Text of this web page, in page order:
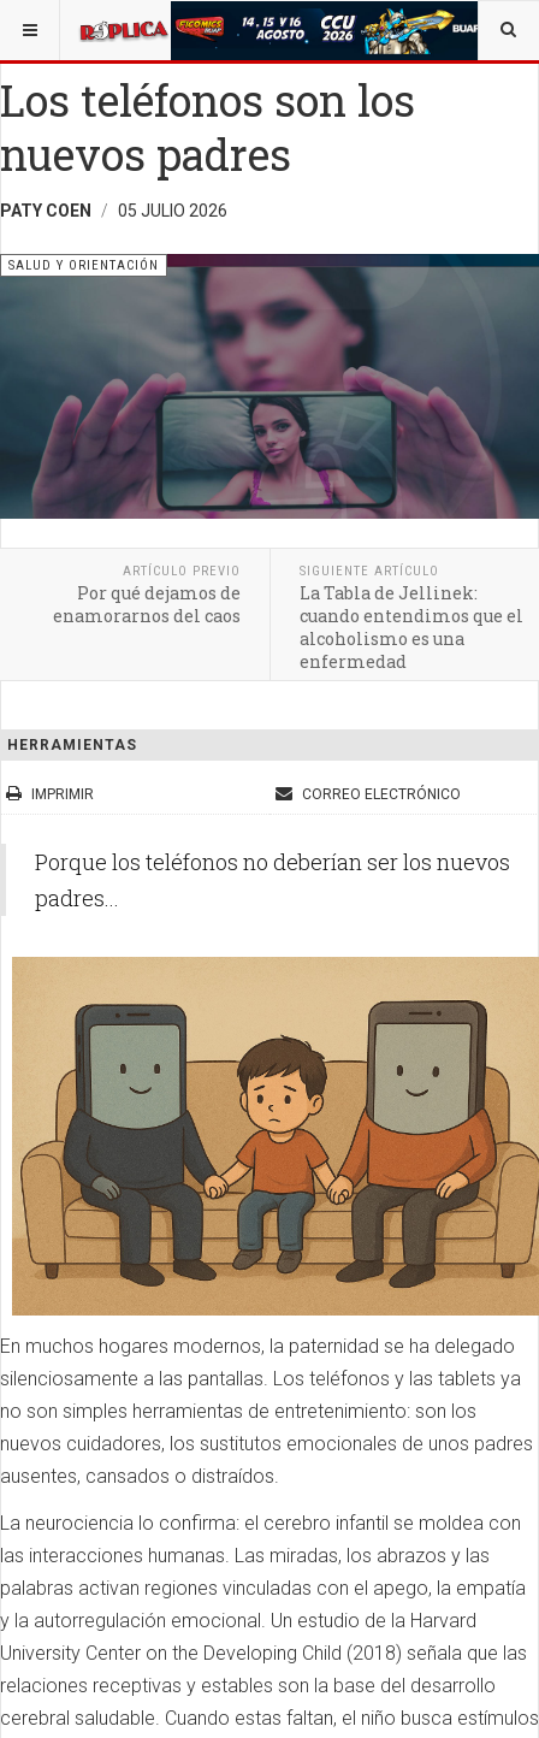
ESTÁ AQUÍ: SALUD OPINIÓN RÉPLICA
Los teléfonos son los
nuevos padres
PATY COEN 05 JULIO 2026
SALUD Y ORIENTACIÓN
ARTÍCULO PREVIO
Por qué dejamos de
enamorarnos del caos
SIGUIENTE ARTÍCULO
La Tabla de Jellinek:
cuando entendimos que el
alcoholismo es una
enfermedad
HERRAMIENTAS
IMPRIMIR CORREO ELECTRÓNICO
Porque los teléfonos no deberían ser los nuevos
padres...
En muchos hogares modernos, la paternidad se ha delegado
silenciosamente a las pantallas. Los teléfonos y las tablets ya
no son simples herramientas de entretenimiento: son los
nuevos cuidadores, los sustitutos emocionales de unos padres
ausentes, cansados o distraídos.
La neurociencia lo confirma: el cerebro infantil se moldea con
las interacciones humanas. Las miradas, los abrazos y las
palabras activan regiones vinculadas con el apego, la empatía
y la autorregulación emocional. Un estudio de la Harvard
University Center on the Developing Child (2018) señala que las
relaciones receptivas y estables son la base del desarrollo
cerebral saludable. Cuando estas faltan, el niño busca estímulos